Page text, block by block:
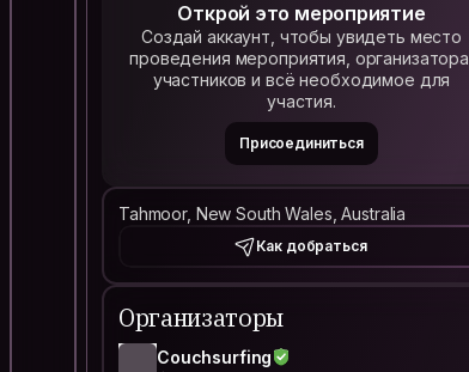
Открой это мероприятие
Создай аккаунт, чтобы увидеть место
проведения мероприятия, организатора,
участников и всё необходимое для
участия.
Присоединиться
Tahmoor, New South Wales, Australia
Как добраться
Организаторы
Couchsurfing